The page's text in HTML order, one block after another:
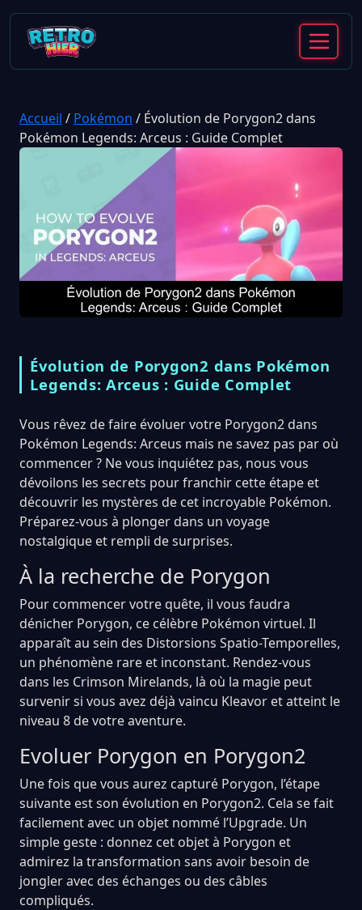
Accueil / Pokémon / Évolution de Porygon2 dans
Pokémon Legends: Arceus : Guide Complet
Évolution de Porygon2 dans Pokémon
Legends: Arceus : Guide Complet
Vous rêvez de faire évoluer votre Porygon2 dans
Pokémon Legends: Arceus mais ne savez pas par où
commencer ? Ne vous inquiétez pas, nous vous
dévoilons les secrets pour franchir cette étape et
découvrir les mystères de cet incroyable Pokémon.
Préparez-vous à plonger dans un voyage
nostalgique et rempli de surprises.
À la recherche de Porygon
Pour commencer votre quête, il vous faudra
dénicher Porygon, ce célèbre Pokémon virtuel. Il
apparaît au sein des Distorsions Spatio-Temporelles,
un phénomène rare et inconstant. Rendez-vous
dans les Crimson Mirelands, là où la magie peut
survenir si vous avez déjà vaincu Kleavor et atteint le
niveau 8 de votre aventure.
Evoluer Porygon en Porygon2
Une fois que vous aurez capturé Porygon, l’étape
suivante est son évolution en Porygon2. Cela se fait
facilement avec un objet nommé l’Upgrade. Un
simple geste : donnez cet objet à Porygon et
admirez la transformation sans avoir besoin de
jongler avec des échanges ou des câbles
compliqués.